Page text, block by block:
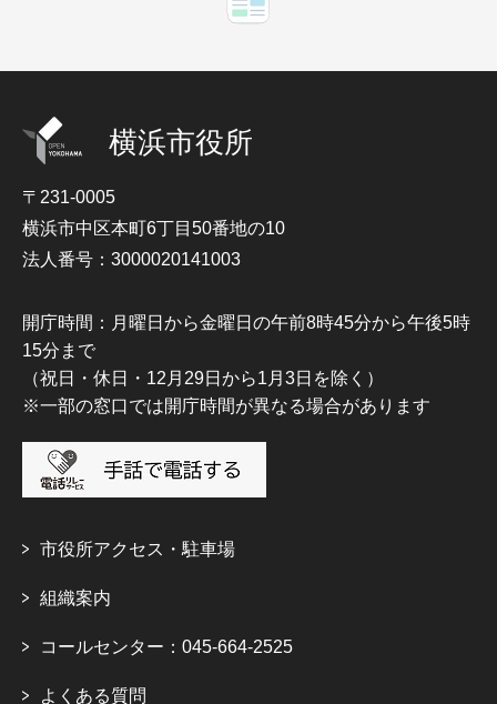
横浜市役所
〒231-0005
横浜市中区本町6丁目50番地の10
法人番号：3000020141003
開庁時間：月曜日から金曜日の午前8時45分から午後5時
15分まで
（祝日・休日・12月29日から1月3日を除く）
※一部の窓口では開庁時間が異なる場合があります
市役所アクセス・駐車場
組織案内
コールセンター：045-664-2525
よくある質問